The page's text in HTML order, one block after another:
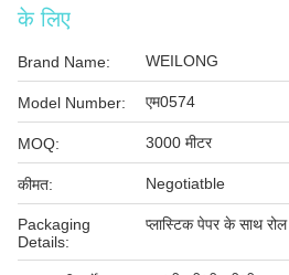
के लिए
Brand Name: WEILONG
Model Number: एम0574
MOQ: 3000 मीटर
कीमत: Negotiatble
Packaging
Details:
प्लास्टिक पेपर के साथ